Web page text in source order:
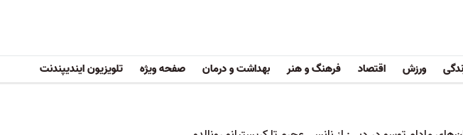
ورزش اقتصاد فرهنگ و هنر بهداشت و درمان صفحه ویژه تلویزیون ایندیپندنت